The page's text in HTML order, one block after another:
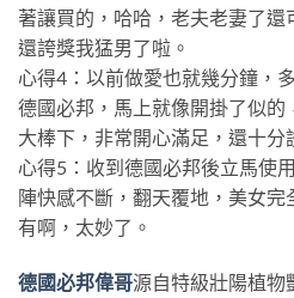
著讓買的，哈哈，老夫老妻了
還誇獎我猛男了啦。
心得4：以前做愛也就幾分鐘，
德國必邦，馬上就像開掛了似
大棒下，非常開心滿足，還十分
心得5：收到德國必邦後立馬使
陣快感不斷，翻天覆地，美女
有啊，太妙了。
德國必邦偉哥源自特級壯陽植物